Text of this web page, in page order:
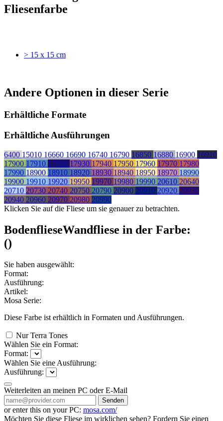
Fliesenfarbe
> 15 x 15 cm
Andere Optionen in dieser Serie
Erhältliche Formate
Erhältliche Ausführungen
6400 15010 16660 16690 16740 16790 16850 16880 16900 16910
17900 17910 17920 17930 17940 17950 17960 17970 17980
17990 18900 18910 18920 18930 18940 18950 18970 18990
19900 19910 19920 19950 19970 19980 19990 20610 20640
20710 20730 20740 20750 20790 20900 20910 20920 20930
20940 20960 20970 20980 20990
Klicken Sie auf die Fliese um sie genauer zu betrachten.
BodenflieseWandfliese in der Farbe:
()
Sie haben ausgewählt:
Format:
Ausführung:
Artikel:
Mosa Serie:
Diese Farbe ist erhältlich in Formaten und Ausführungen.
Nur Terra Tones
Wählen Sie ein Format:
Format:
Wählen Sie eine Ausführung:
Ausführung:
Weiterleiten an meinen PC oder E-Mail
Senden
or enter this on your PC: mosa.com/
Möchten Sie diese Fliese im wirklichen sehen? Fordern Sie einen